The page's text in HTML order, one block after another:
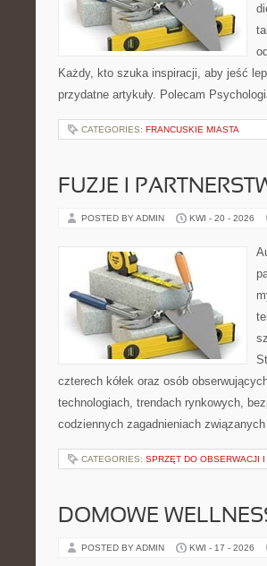
Każdy, kto szuka inspiracji, aby jeść
przydatne artykuły. Polecam
CATEGORIES: FRANCUSKIE MIASTA
FUZJE I
POSTED BY ADMIN KWI - 20 - 2026
czterech kółek oraz osób
technologiach, trendach rynkowych,
codziennych zagadnieniach
CATEGORIES: SPRZĘT DO OBSERWACJI
DOMOWE
POSTED BY ADMIN KWI - 17 - 2026